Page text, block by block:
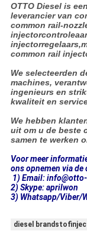
OTTO Diesel is
leverancier van
common rail-
common rail
We selecteerden
machines,
ingenieurs en
kwaliteit en
We hebben
uit om u de beste
samen te werken
Voor meer
ons opnemen via
1) Email:
2) Skype: aprilwon
3) Whatsapp/Viber/
diesel